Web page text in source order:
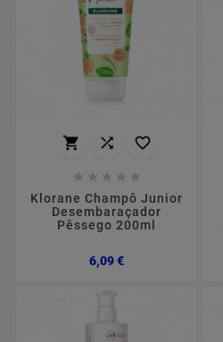
  
    
Klorane Champô Junior
Desembaraçador
Pêssego 200ml
6,09 €Preço